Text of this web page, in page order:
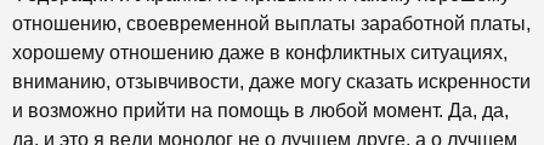
отношению, своевременной выплаты заработной платы,
хорошему отношению даже в конфликтных ситуациях,
вниманию, отзывчивости, даже могу сказать искренности
и возможно прийти на помощь в любой момент. Да, да,
да, и это я веди монолог не о лучшем друге, а о лучшем